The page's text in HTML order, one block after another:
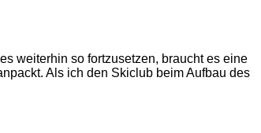
weiterhin so fortzusetzen, braucht es eine
Als ich den Skiclub beim Aufbau des